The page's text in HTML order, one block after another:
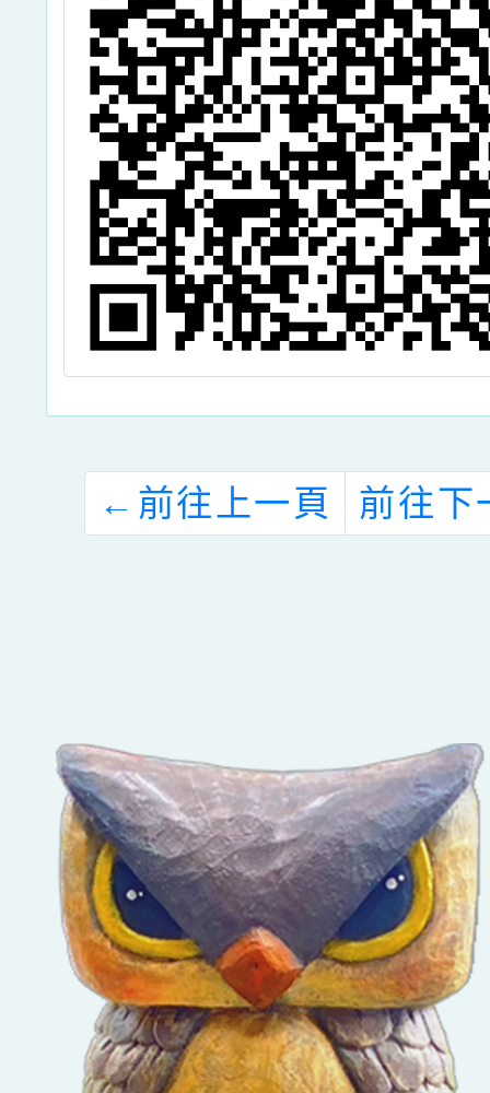
← 前往上一頁 前往下